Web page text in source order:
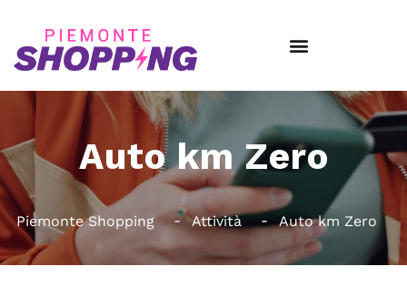
Auto km Zero
Piemonte Shopping Attività Auto km Zero